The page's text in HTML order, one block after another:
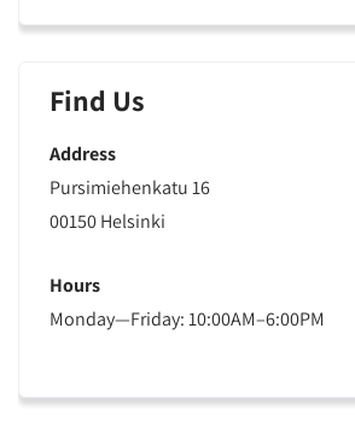
Find Us
Address
Pursimiehenkatu 16
00150 Helsinki
Hours
Monday—Friday: 10:00AM–6:00PM